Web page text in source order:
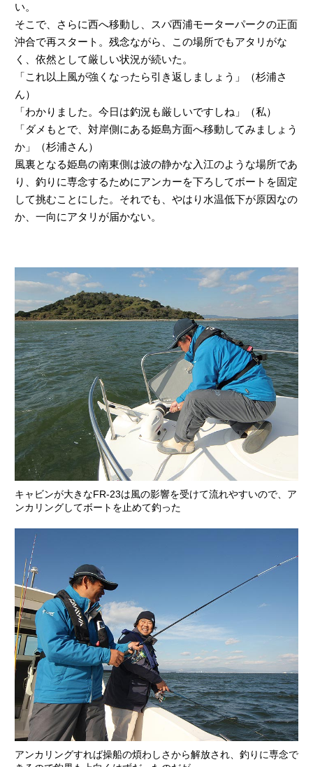
い。
そこで、さらに西へ移動し、スパ西浦モーターパークの正面
沖合で再スタート。残念ながら、この場所でもアタリがな
く、依然として厳しい状況が続いた。
「これ以上風が強くなったら引き返しましょう」（杉浦さ
ん）
「わかりました。今日は釣況も厳しいですしね」（私）
「ダメもとで、対岸側にある姫島方面へ移動してみましょう
か」（杉浦さん）
風裏となる姫島の南東側は波の静かな入江のような場所であ
り、釣りに専念するためにアンカーを下ろしてボートを固定
して挑むことにした。それでも、やはり水温低下が原因なの
か、一向にアタリが届かない。
キャビンが大きなFR-23は風の影響を受けて流れやすいので、ア
ンカリングしてボートを止めて釣った
アンカリングすれば操船の煩わしさから解放され、釣りに専念で